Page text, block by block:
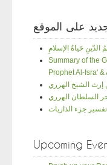
على الموقع
Summary of the
Prophet Al-Isra'
إرث الشيخ الهرري
السلطان الهرري
تفسير جزء الذاريات
Upcoming